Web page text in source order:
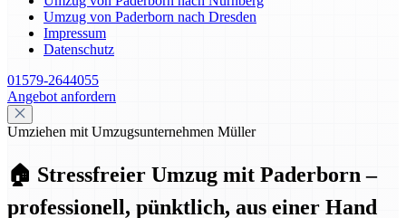
Umzug von Paderborn nach Dresden
Impressum
Datenschutz
01579-2644055
Angebot anfordern
Umziehen mit Umzugsunternehmen Müller
🏠 Stressfreier Umzug mit Paderborn –
professionell, pünktlich, aus einer Hand